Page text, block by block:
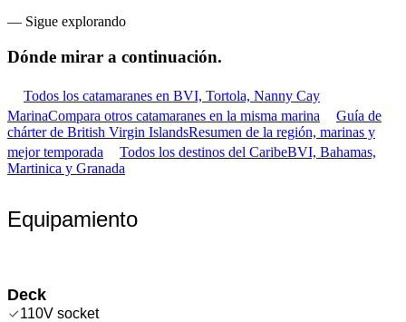
— Sigue explorando
Dónde mirar a continuación.
Todos los catamaranes en BVI, Tortola, Nanny Cay
MarinaCompara otros catamaranes en la misma marina
Guía de
chárter de British Virgin IslandsResumen de la región, marinas y
mejor temporada
Todos los destinos del CaribeBVI, Bahamas,
Martinica y Granada
Equipamiento
Deck
110V socket